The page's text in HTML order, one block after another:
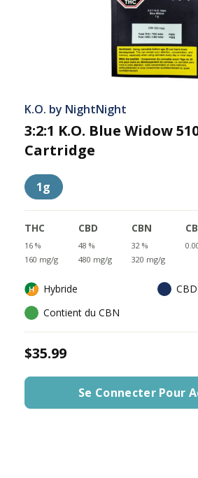
K.O. by NightNight
3:2:1 K.O. Blue Widow
Cartridge
1g
THC
16 %
160 mg/g
CBD
48 %
480 mg/g
CBN
32 %
320 mg/g
Hybride
Contient du CBN
$35.99
Se Connecter Pour